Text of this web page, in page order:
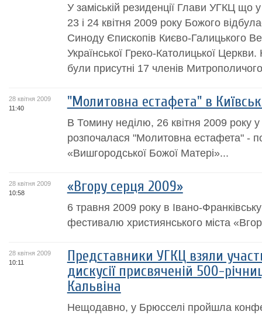
У заміській резиденції Глави УГКЦ що
23 і 24 квітня 2009 року Божого
Синоду Єпископів Києво-Галицького
Української Греко-Католицької Церкви.
були присутні 17 членів
28 квітня 2009
11:40
"Молитовна естафета" в
В Томину неділю, 26 квітня 2009 року у
розпочалася "Молитовна естафета" -
«Вишгородської Божої Матері»...
28 квітня 2009
10:58
«Вгору серця 2009»
6 травня 2009 року в Івано-
фестивалю християнського міста
28 квітня 2009
10:11
Представники УГКЦ взяли
дискусії присвяченій 500-
Кальвіна
Нещодавно, у Брюсселі пройшла